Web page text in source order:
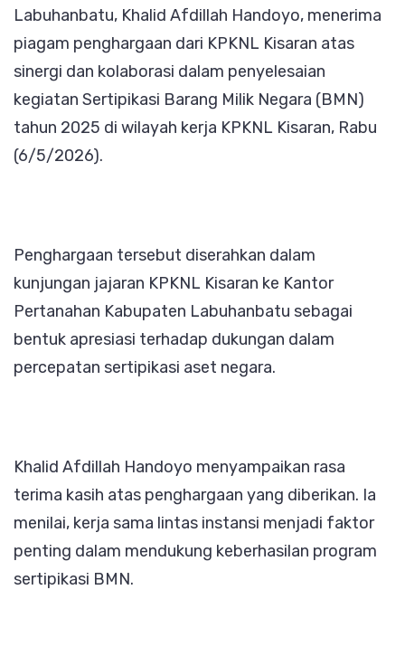
Labuhanbatu, Khalid Afdillah Handoyo, menerima
piagam penghargaan dari KPKNL Kisaran atas
sinergi dan kolaborasi dalam penyelesaian
kegiatan Sertipikasi Barang Milik Negara (BMN)
tahun 2025 di wilayah kerja KPKNL Kisaran, Rabu
(6/5/2026).
Penghargaan tersebut diserahkan dalam
kunjungan jajaran KPKNL Kisaran ke Kantor
Pertanahan Kabupaten Labuhanbatu sebagai
bentuk apresiasi terhadap dukungan dalam
percepatan sertipikasi aset negara.
Khalid Afdillah Handoyo menyampaikan rasa
terima kasih atas penghargaan yang diberikan. Ia
menilai, kerja sama lintas instansi menjadi faktor
penting dalam mendukung keberhasilan program
sertipikasi BMN.